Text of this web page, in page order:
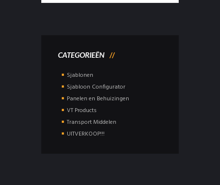
CATEGORIEËN
Sjablonen
Sjabloon Configurator
Panelen en Behuizingen
VT Products
Transport Middelen
UITVERKOOP!!!